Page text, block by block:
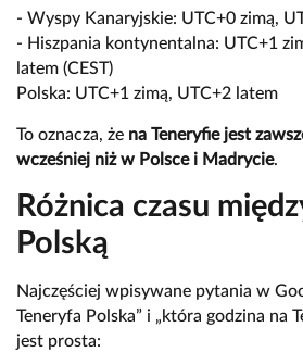
- Wyspy Kanaryjskie: UTC+0 zimą,
- Hiszpania kontynentalna: UTC+1
latem (CEST)
Polska: UTC+1 zimą, UTC+2 latem
To oznacza, że na Teneryfie jest
wcześniej niż w Polsce i Madrycie.
Różnica czasu
Polską
Najczęściej wpisywane pytania w
Teneryfa Polska” i „która godzina na
jest prosta: